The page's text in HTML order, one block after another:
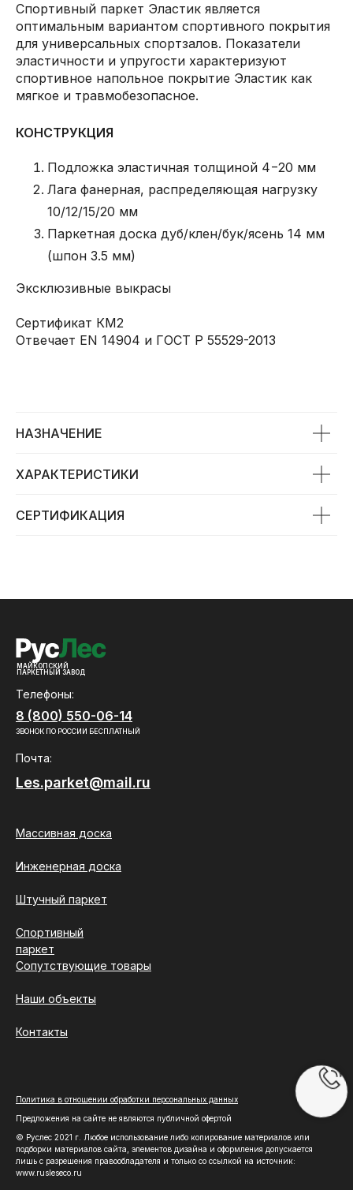
Спортивный паркет Эластик является
оптимальным вариантом спортивного покрытия
для универсальных спортзалов. Показатели
эластичности и упругости характеризуют
спортивное напольное покрытие Эластик как
мягкое и травмобезопасное.
КОНСТРУКЦИЯ
Подложка эластичная толщиной 4−20 мм
Лага фанерная, распределяющая нагрузку
10/12/15/20 мм
Паркетная доска дуб/клен/бук/ясень 14 мм
(шпон 3.5 мм)
Эксклюзивные выкрасы
Сертификат КМ2
Отвечает EN 14904 и ГОСТ Р 55529-2013
НАЗНАЧЕНИЕ
ХАРАКТЕРИСТИКИ
СЕРТИФИКАЦИЯ
Сопутствующие товары
Наши объекты
Контакты
Предложения на сайте не являются публичной офертой
© Руслес 2021 г. Любое использование либо копирование материалов или
подборки материалов сайта, элементов дизайна и оформления допускается
лишь с разрешения правообладателя и только со ссылкой на источник:
www.rusleseco.ru
Политика в отношении обработки персональных данных
МАЙКОПСКИЙ
ПАРКЕТНЫЙ ЗАВОД
Массивная доска
Инженерная доска
Штучный паркет
Спортивный
паркет
Почта:
Телефоны:
8 (800) 550-06-14
Les.parket@mail.ru
ЗВОНОК ПО РОССИИ БЕСПЛАТНЫЙ